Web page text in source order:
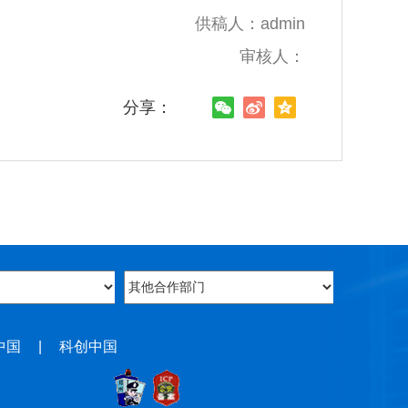
供稿人：admin
审核人：
分享：
国 科创中国